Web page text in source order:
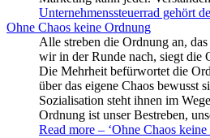
Unternehmenssteuerrad gehört
Ohne Chaos keine Ordnung
Alle streben die Ordnung an,
wir in der Runde nach, siegt die
Die Mehrheit befürwortet die
über das eigene Chaos bewusst
Sozialisation steht ihnen im
Ordnung ist unser Bestreben,
Read more – ‘Ohne Chaos keine